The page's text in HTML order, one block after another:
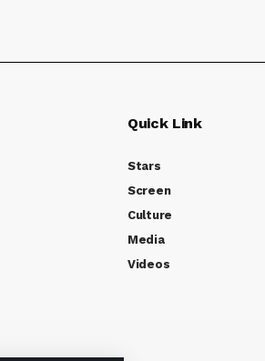
Quick Link
Stars
Screen
Culture
Media
Videos